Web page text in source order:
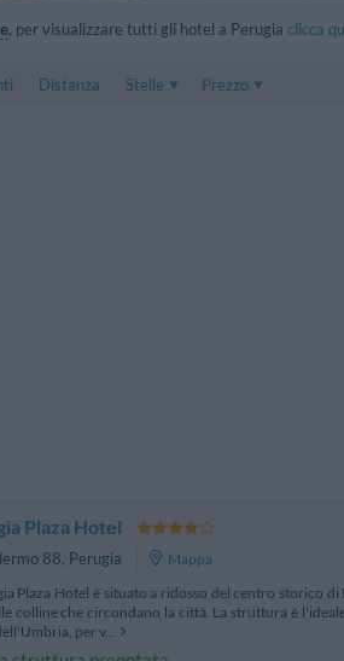
, per visualizzare tutti gli hotel a Perugia clicca
Distanza
Stelle
Prezzo
Plaza Hotel
88, Perugia
Mappa
Plaza Hotel è situato a ridosso del centro storico
colline che circondano la città. La struttura è
per v...